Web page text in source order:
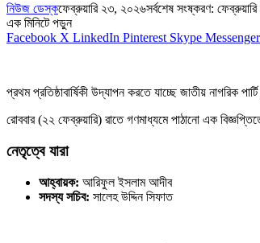
নিউজ ডেস্কফেব্রুয়ারি ২৩, ২০২৬সর্বশেষ সংষ্করণ:
এক মিনিটে পড়ুন
Facebook X LinkedIn Pinterest Skype Messenger
প্রথম প্রতিষ্ঠাবার্ষিকী উদ্‌যাপন করতে যাচ্ছে জাতীয় নাগরিক
রোববার (২২ ফেব্রুয়ারি) রাতে গণমাধ্যমে পাঠানো এক
নেতৃত্বে যারা
আহ্বায়ক: আরিফুল ইসলাম আদীব
সদস্য সচিব: সালেহ উদ্দিন সিফাত